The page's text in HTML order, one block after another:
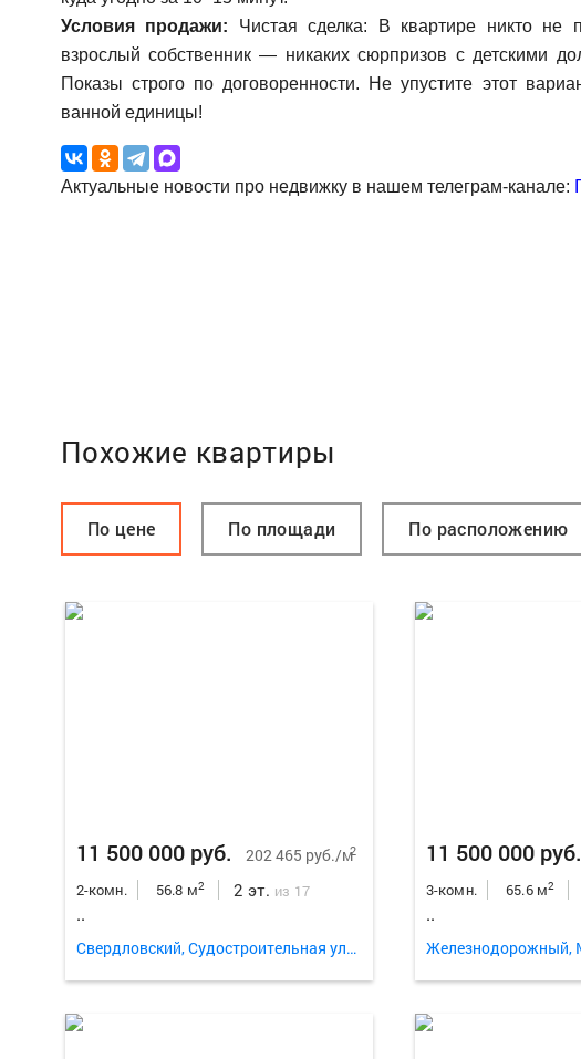
Условия продажи: Чистая сделка: В квартире никто не
взрослый собственник — никаких сюрпризов с детскими
Показы строго по договоренности. Не упустите этот
ванной единицы!
Актуальные новости про недвижку в нашем телеграм-канале:
Похожие квартиры
По цене По площади По расположению
11 500 000 руб. 202 465 руб./м2
2-комн. 56.8 м2 2 эт. из 17
..
Свердловский, Судостроительная улица 111к1
11 500 000 руб.
3-комн. 65.6 м2
..